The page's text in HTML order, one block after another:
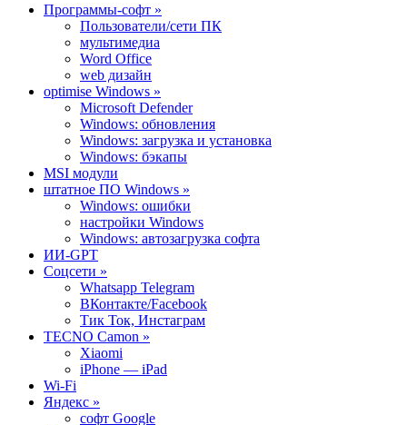
Программы-софт »
Пользователи/сети ПК
мультимедиа
Word Office
web дизайн
optimise Windows »
Microsoft Defender
Windows: обновления
Windows: загрузка и установка
Windows: бэкапы
MSI модули
штатное ПО Windows »
Windows: ошибки
настройки Windows
Windows: автозагрузка софта
ИИ-GPT
Cоцсети »
Whatsapp Telegram
ВКонтакте/Facebook
Тик Ток, Инстаграм
TECNO Camon »
Xiaomi
iPhone — iPad
Wi-Fi
Яндекс »
софт Google